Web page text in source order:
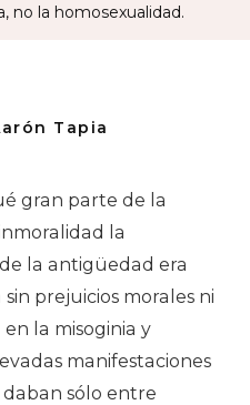
no la homosexualidad.
Tapia
gran parte de la
la
la antigüedad era
prejuicios morales ni
la misoginia y
manifestaciones
sólo entre